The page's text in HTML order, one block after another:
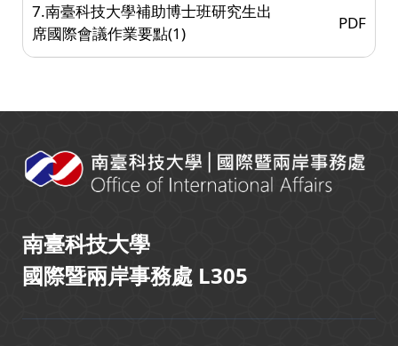
7.南臺科技大學補助博士班研究生出
席國際會議作業要點(1)
PDF
:::
南臺科技大學
國際暨兩岸事務處 L305